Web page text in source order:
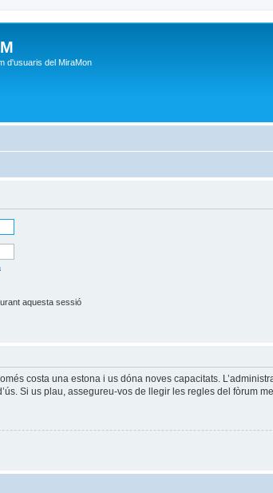
d'usuaris del MiraMon
aquesta sessió
costa una estona i us dóna noves capacitats.
Si us plau, assegureu-vos de llegir les regles del fòrum